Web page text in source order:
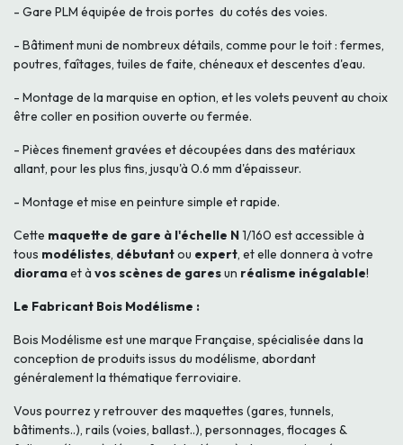
- Gare PLM équipée de trois portes du cotés des voies.
- Bâtiment muni de nombreux détails, comme pour le toit : fermes,
poutres, faîtages, tuiles de faite, chéneaux et descentes d'eau.
- Montage de la marquise en option, et les volets peuvent au choix
être coller en position ouverte ou fermée.
- Pièces finement gravées et découpées dans des matériaux
allant, pour les plus fins, jusqu'à 0.6 mm d'épaisseur.
- Montage et mise en peinture simple et rapide.
Cette maquette de gare à l'échelle N1/160 est accessible à
tous modélistes, débutantou expert, et elle donnera à votre
dioramaet à vos scènes de garesun réalisme inégalable!
Le Fabricant Bois Modélisme :
Bois Modélisme est une marque Française, spécialisée dans la
conception de produits issus du modélisme, abordant
généralement la thématique ferroviaire.
Vous pourrez y retrouver des maquettes (gares, tunnels,
bâtiments..), rails (voies, ballast..), personnages, flocages &